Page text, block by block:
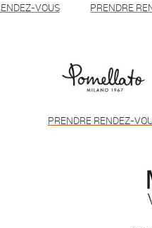
VOUS PRENDRE
PRENDRE RENDEZ-